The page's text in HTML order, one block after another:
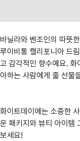
바닐라와 벤조인의 따뜻
루이비통 캘리포니아 드
고 감각적인 향수예요.
아하는 사람에게 줄 선물
화이트데이에는 소중한
운 패키지와 뷰티 아이템
보세요!